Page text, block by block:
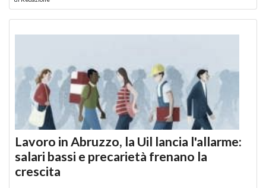
Lavoro in Abruzzo, la Uil lancia l'allarme:
salari bassi e precarietà frenano la
crescita